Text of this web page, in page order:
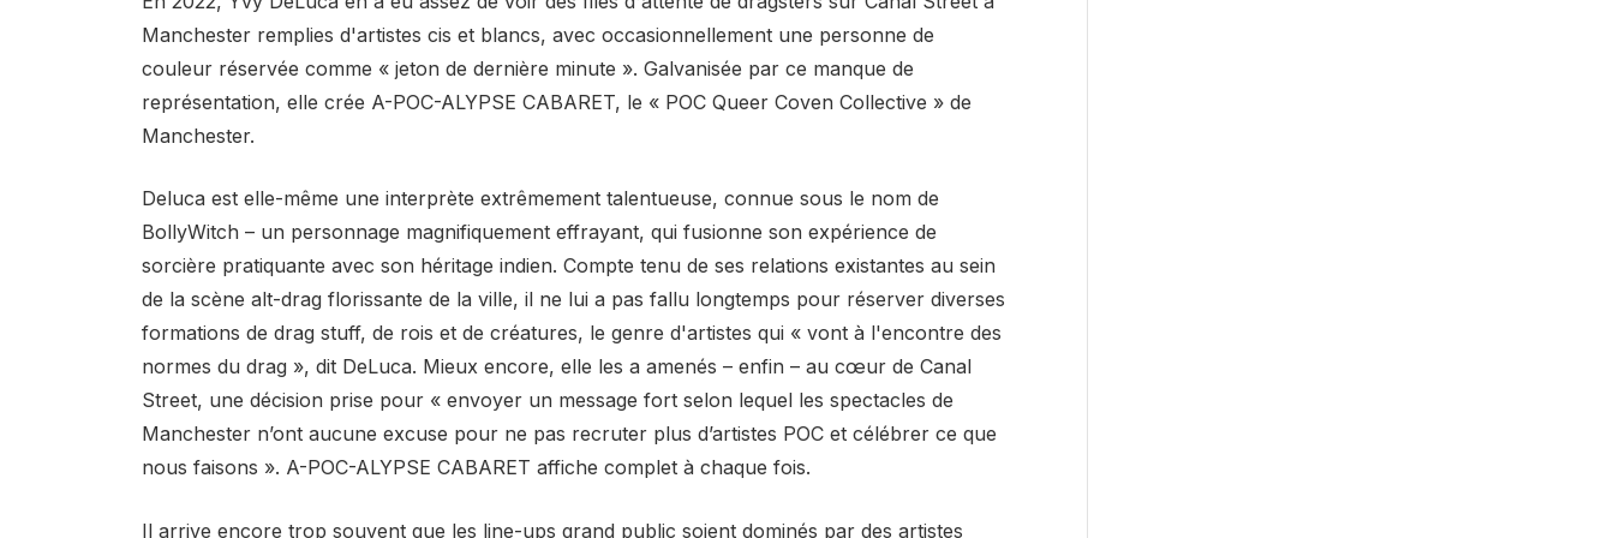
Manchester remplies d'artistes cis et blancs, avec occasionnellement une personne de
couleur réservée comme « jeton de dernière minute ». Galvanisée par ce manque de
représentation, elle crée A-POC-ALYPSE CABARET, le « POC Queer Coven Collective » de
Manchester.
Deluca est elle-même une interprète extrêmement talentueuse, connue sous le nom de
BollyWitch – un personnage magnifiquement effrayant, qui fusionne son expérience de
sorcière pratiquante avec son héritage indien. Compte tenu de ses relations existantes au sein
de la scène alt-drag florissante de la ville, il ne lui a pas fallu longtemps pour réserver diverses
formations de drag stuff, de rois et de créatures, le genre d'artistes qui « vont à l'encontre des
normes du drag », dit DeLuca. Mieux encore, elle les a amenés – enfin – au cœur de Canal
Street, une décision prise pour « envoyer un message fort selon lequel les spectacles de
Manchester n’ont aucune excuse pour ne pas recruter plus d’artistes POC et célébrer ce que
nous faisons ». A-POC-ALYPSE CABARET affiche complet à chaque fois.
Il arrive encore trop souvent que les line-ups grand public soient dominés par des artistes